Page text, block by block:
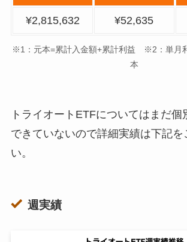
¥2,815,632 ¥52,635
※1：元本=累計入金額+累計利益 ※2：単月
本
トライオートETFについてはまだ個
できていないので詳細実績は下記を
い。
週実績